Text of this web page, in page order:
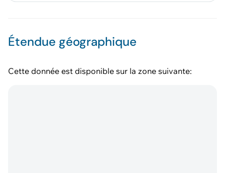
Étendue géographique
Cette donnée est disponible sur la zone suivante: